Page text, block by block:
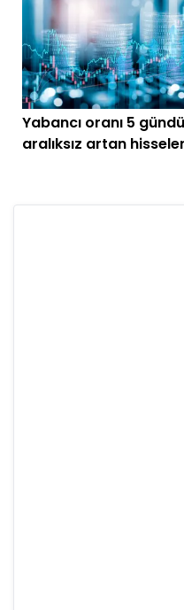
şaşırtmadı
Yabancı oranı 5
aralıksız artan hisseler